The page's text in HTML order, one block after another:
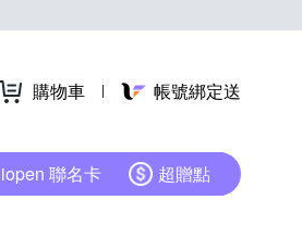
購物車 帳號綁定送
聯名卡 超贈點